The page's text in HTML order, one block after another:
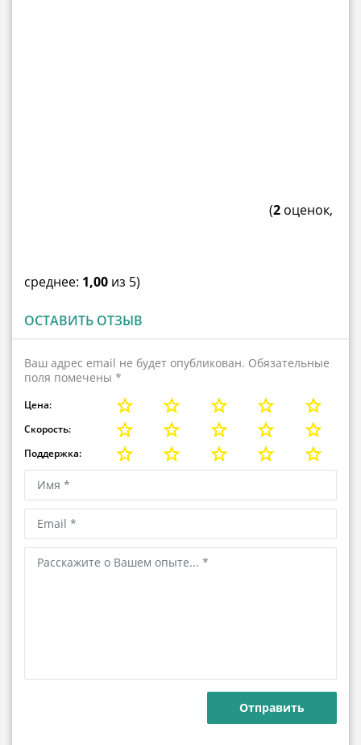
(2 оценок,
среднее: 1,00 из 5)
ОСТАВИТЬ ОТЗЫВ
Ваш адрес email не будет опубликован. Обязательные
поля помечены *
Цена:
Скорость:
Поддержка: